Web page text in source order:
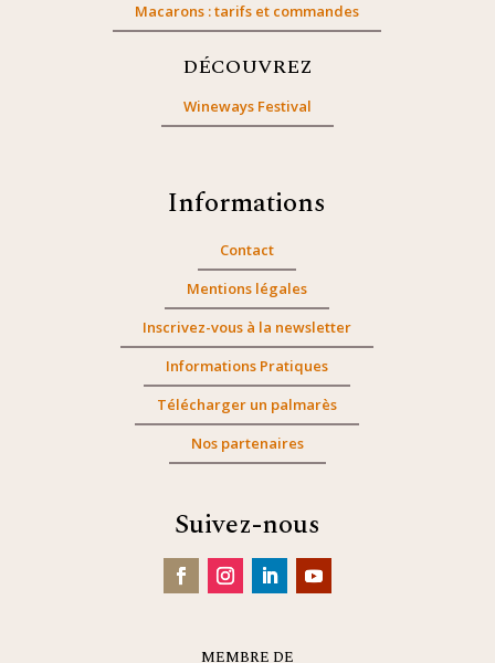
Macarons : tarifs et commandes
DÉCOUVREZ
Wineways Festival
Informations
Contact
Mentions légales
Inscrivez-vous à la newsletter
Informations Pratiques
Télécharger un palmarès
Nos partenaires
Suivez-nous
MEMBRE DE